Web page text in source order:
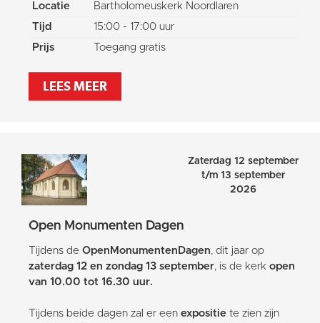
Locatie
Bartholomeuskerk Noordlaren
Tijd
15:00 - 17:00 uur
Prijs
Toegang gratis
LEES MEER
Zaterdag 12 september
t/m 13 september
2026
Open Monumenten Dagen
Tijdens de OpenMonumentenDagen, dit jaar op
zaterdag 12 en zondag 13 september, is de kerk open
van 10.00 tot 16.30 uur.
Tijdens beide dagen zal er een expositie te zien zijn